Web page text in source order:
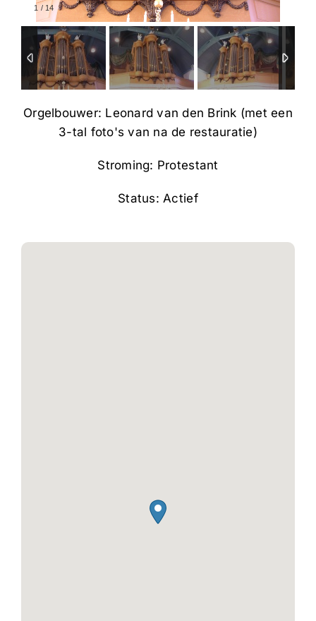
2 / 14
Orgelbouwer: Leonard van den Brink (met een
3-tal foto's van na de restauratie)
Stroming: Protestant
Status: Actief